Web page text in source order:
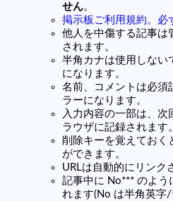
せん。
掲示板ご利用規約。必
他人を中傷する記事は
されます。
半角カナは使用しない
になります。
名前、コメントは必須
ラーになります。
入力内容の一部は、次
ラウザに記録されます。
削除キーを覚えておく
ができます。
URLは自動的にリンク
記事中に No*** のよう
れます(No は半角英字/